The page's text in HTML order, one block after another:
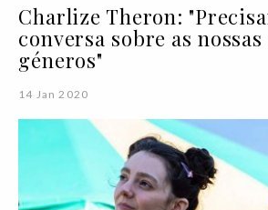
Charlize Theron:
conversa sobre as
géneros"
14 Jan 2020